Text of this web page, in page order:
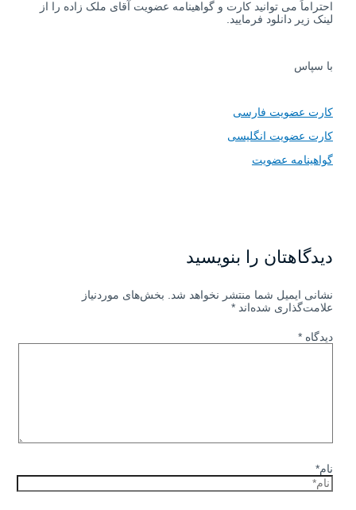
احتراماً می توانید کارت و گواهینامه عضویت آقای ملک زاده را از
لینک زیر دانلود فرمایید.
با سپاس
کارت عضویت فارسی
کارت عضویت انگلیسی
گواهینامه عضویت
دیدگاهتان را بنویسید
نشانی ایمیل شما منتشر نخواهد شد. بخش‌های موردنیاز
علامت‌گذاری شده‌اند*
دیدگاه*
نام*